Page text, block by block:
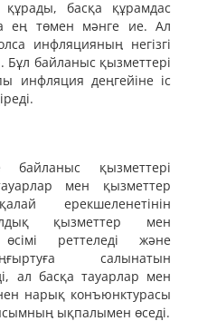
басқа құрамдас
ең төмен мәнге ие. Ал
инфляцияның негізгі
Бұл байланыс қызметтері
инфляция деңгейіне іс
қызметтері
мен қызметтер
ерекшеленетінін
қызметтер мен
реттеледі және
салынатын
ал басқа тауарлар мен
нарық конъюнктурасы
ықпалымен өседі.